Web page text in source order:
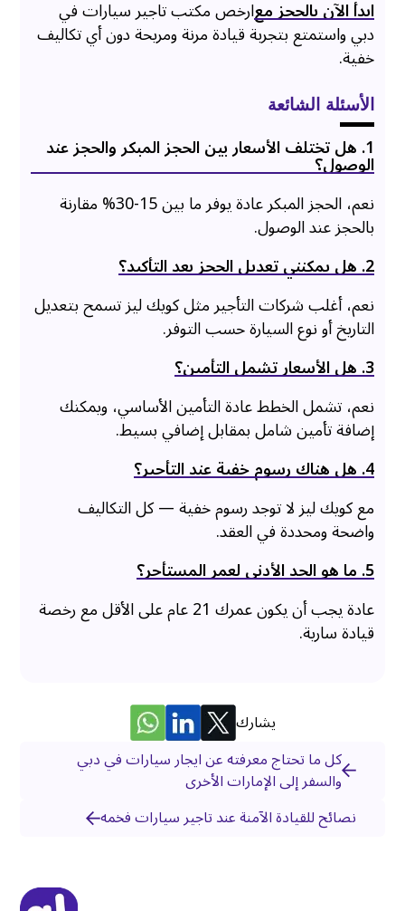
ابدأ الآن بالحجز معارخص مكتب تاجير سيارات في
دبي واستمتع بتجربة قيادة مرنة ومريحة دون أي تكاليف
خفية.
الأسئلة الشائعة
1. هل تختلف الأسعار بين الحجز المبكر والحجز عند
الوصول؟
نعم، الحجز المبكر عادة يوفر ما بين 15-30% مقارنة
بالحجز عند الوصول.
2. هل يمكنني تعديل الحجز بعد التأكيد؟
نعم، أغلب شركات التأجير مثل كويك ليز تسمح بتعديل
التاريخ أو نوع السيارة حسب التوفر.
3. هل الأسعار تشمل التأمين؟
نعم، تشمل الخطط عادة التأمين الأساسي، ويمكنك
إضافة تأمين شامل بمقابل إضافي بسيط.
4. هل هناك رسوم خفية عند التأجير؟
مع كويك ليز لا توجد رسوم خفية — كل التكاليف
واضحة ومحددة في العقد.
5. ما هو الحد الأدنى لعمر المستأجر؟
عادة يجب أن يكون عمرك 21 عام على الأقل مع رخصة
قيادة سارية.
يشارك
كل ما تحتاج معرفته عن ايجار سيارات في دبي
والسفر إلى الإمارات الأخرى
نصائح للقيادة الآمنة عند تاجير سيارات فخمه